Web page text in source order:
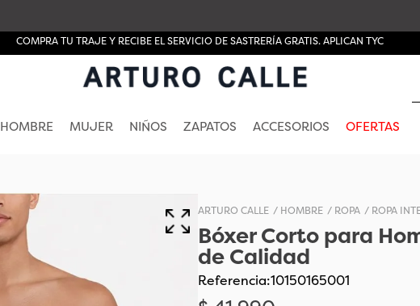
COMPRA TU TRAJE Y RECIBE EL SERVICIO DE SASTRERÍA GRATIS. APLICAN TYC
HOMBRE MUJER NIÑOS ZAPATOS ACCESORIOS OFERTAS
HOMBRE ROPA ROPA
Bóxer Corto para
de Calidad
Referencia:10150165001